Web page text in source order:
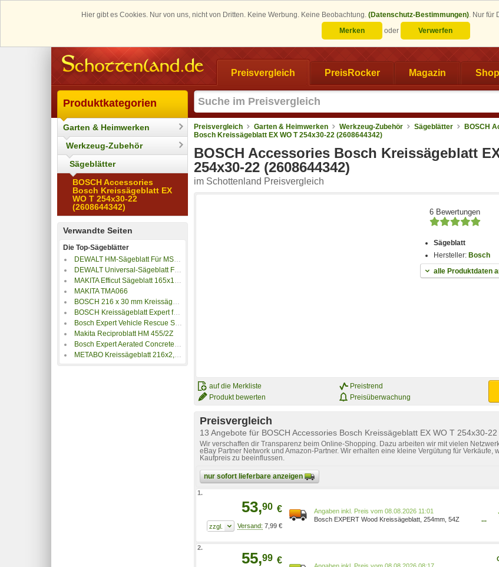
Hier gibt es Cookies. Nur von uns, nicht von Dritten. Keine Werbung. Keine Beobachtung. (Datenschutz-Bestimmungen). Nur für
Merken
oder Verwerfen
Preisvergleich PreisRocker Magazin
Produktkategorien
Garten & Heimwerken
Werkzeug-Zubehör
Sägeblätter
BOSCH Accessories
Bosch Kreissägeblatt EX
WO T 254x30-22
(2608644342)
Verwandte Seiten
Die Top-Sägeblätter
DEWALT HM-Sägeblatt Für MSU 430 Z/ DW 393 - DT 2964
DEWALT Universal-Sägeblatt Für MSU 275 E/P 41-11 und DW 390 /DW 391 - DT 2961
MAKITA Efficut Sägeblatt 165x1,4x20, 25 Zähne
MAKITA TMA066
BOSCH 216 x 30 mm Kreissägeblatt Expert für Aluminium 64 Zähne
BOSCH Kreissägeblatt Expert for High Pressure Laminate, 160 x 20 x 2,2 mm, 48
Bosch Expert Vehicle Rescue S 1157 CHM Säbelsägeblatt, 10 Stück
Makita Reciproblatt HM 455/2Z
Bosch Expert Aerated Concrete S 1241 HM Säbelsägeblatt,10 Stück
METABO Kreissägeblatt 216x2,4x30 6.28230.00
Preisvergleich Garten & Heimwerken Werkzeug-Zubehör Sägeblätter
BOSCH
Bosch Kreissägeblatt EX WO T 254x30-22 (2608644342)
BOSCH Accessories Bosch Kreissägeblatt
254x30-22 (2608644342)
im Schottenland Preisvergleich
6 Bewertungen
Sägeblatt
Hersteller: Bosch
alle Produktdaten
auf die Merkliste
Produkt bewerten
Preistrend
Preisüberwachung
Preisvergleich
13 Angebote für BOSCH Accessories Bosch Kreissägeblatt EX WO T 254x30-
Wir verschaffen dir Transparenz beim Online-Shopping. Dazu arbeiten wir mit vielen
eBay Partner Network und Amazon-Partner. Wir erhalten eine kleine Vergütung für Verkäufe,
Kaufpreis zu beeinflussen.
nur sofort lieferbare anzeigen
1.
53,90 €
7,99 €
Preis vom 08.08.2026 11:01
Bosch EXPERT Wood Kreissägeblatt, 254mm, 54Z
...
2.
55,99 €